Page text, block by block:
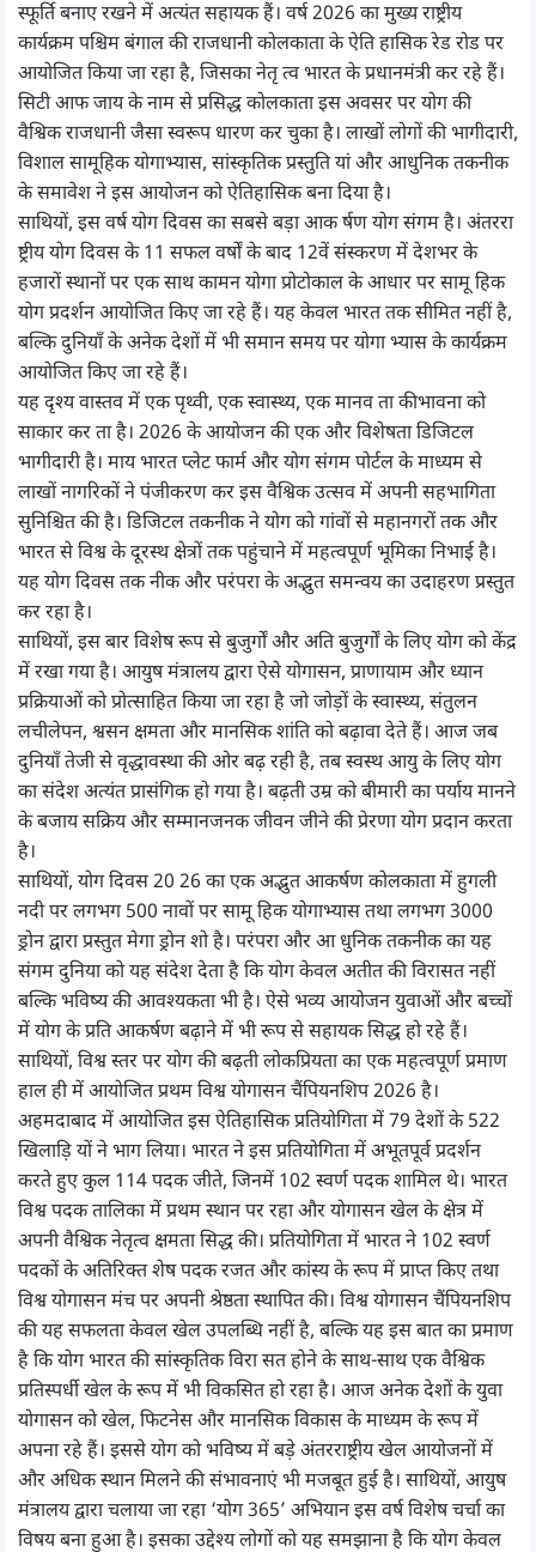
स्फूर्ति बनाए रखने में अत्यंत सहायक हैं। वर्ष 2026 का मुख्य राष्ट्रीय
कार्यक्रम पश्चिम बंगाल की राजधानी कोलकाता के ऐति हासिक रेड रोड पर
आयोजित किया जा रहा है, जिसका नेतृ त्व भारत के प्रधानमंत्री कर रहे हैं।
सिटी आफ जाय के नाम से प्रसिद्ध कोलकाता इस अवसर पर योग की
वैश्विक राजधानी जैसा स्वरूप धारण कर चुका है। लाखों लोगों की भागीदारी,
विशाल सामूहिक योगाभ्यास, सांस्कृतिक प्रस्तुति यां और आधुनिक तकनीक
के समावेश ने इस आयोजन को ऐतिहासिक बना दिया है।
साथियों, इस वर्ष योग दिवस का सबसे बड़ा आक र्षण योग संगम है। अंतररा
ष्ट्रीय योग दिवस के 11 सफल वर्षों के बाद 12वें संस्करण में देशभर के
हजारों स्थानों पर एक साथ कामन योगा प्रोटोकाल के आधार पर सामू हिक
योग प्रदर्शन आयोजित किए जा रहे हैं। यह केवल भारत तक सीमित नहीं है,
बल्कि दुनियाँ के अनेक देशों में भी समान समय पर योगा भ्यास के कार्यक्रम
आयोजित किए जा रहे हैं।
यह दृश्य वास्तव में एक पृथ्वी, एक स्वास्थ्य, एक मानव ता कीभावना को
साकार कर ता है। 2026 के आयोजन की एक और विशेषता डिजिटल
भागीदारी है। माय भारत प्लेट फार्म और योग संगम पोर्टल के माध्यम से
लाखों नागरिकों ने पंजीकरण कर इस वैश्विक उत्सव में अपनी सहभागिता
सुनिश्चित की है। डिजिटल तकनीक ने योग को गांवों से महानगरों तक और
भारत से विश्व के दूरस्थ क्षेत्रों तक पहुंचाने में महत्वपूर्ण भूमिका निभाई है।
यह योग दिवस तक नीक और परंपरा के अद्भुत समन्वय का उदाहरण प्रस्तुत
कर रहा है।
साथियों, इस बार विशेष रूप से बुजुर्गों और अति बुजुर्गों के लिए योग को केंद्र
में रखा गया है। आयुष मंत्रालय द्वारा ऐसे योगासन, प्राणायाम और ध्यान
प्रक्रियाओं को प्रोत्साहित किया जा रहा है जो जोड़ों के स्वास्थ्य, संतुलन
लचीलेपन, श्वसन क्षमता और मानसिक शांति को बढ़ावा देते हैं। आज जब
दुनियाँ तेजी से वृद्धावस्था की ओर बढ़ रही है, तब स्वस्थ आयु के लिए योग
का संदेश अत्यंत प्रासंगिक हो गया है। बढ़ती उम्र को बीमारी का पर्याय मानने
के बजाय सक्रिय और सम्मानजनक जीवन जीने की प्रेरणा योग प्रदान करता
है।
साथियों, योग दिवस 20 26 का एक अद्भुत आकर्षण कोलकाता में हुगली
नदी पर लगभग 500 नावों पर सामू हिक योगाभ्यास तथा लगभग 3000
ड्रोन द्वारा प्रस्तुत मेगा ड्रोन शो है। परंपरा और आ धुनिक तकनीक का यह
संगम दुनिया को यह संदेश देता है कि योग केवल अतीत की विरासत नहीं
बल्कि भविष्य की आवश्यकता भी है। ऐसे भव्य आयोजन युवाओं और बच्चों
में योग के प्रति आकर्षण बढ़ाने में भी रूप से सहायक सिद्ध हो रहे हैं।
साथियों, विश्व स्तर पर योग की बढ़ती लोकप्रियता का एक महत्वपूर्ण प्रमाण
हाल ही में आयोजित प्रथम विश्व योगासन चैंपियनशिप 2026 है।
अहमदाबाद में आयोजित इस ऐतिहासिक प्रतियोगिता में 79 देशों के 522
खिलाड़ि यों ने भाग लिया। भारत ने इस प्रतियोगिता में अभूतपूर्व प्रदर्शन
करते हुए कुल 114 पदक जीते, जिनमें 102 स्वर्ण पदक शामिल थे। भारत
विश्व पदक तालिका में प्रथम स्थान पर रहा और योगासन खेल के क्षेत्र में
अपनी वैश्विक नेतृत्व क्षमता सिद्ध की। प्रतियोगिता में भारत ने 102 स्वर्ण
पदकों के अतिरिक्त शेष पदक रजत और कांस्य के रूप में प्राप्त किए तथा
विश्व योगासन मंच पर अपनी श्रेष्ठता स्थापित की। विश्व योगासन चैंपियनशिप
की यह सफलता केवल खेल उपलब्धि नहीं है, बल्कि यह इस बात का प्रमाण
है कि योग भारत की सांस्कृतिक विरा सत होने के साथ-साथ एक वैश्विक
प्रतिस्पर्धी खेल के रूप में भी विकसित हो रहा है। आज अनेक देशों के युवा
योगासन को खेल, फिटनेस और मानसिक विकास के माध्यम के रूप में
अपना रहे हैं। इससे योग को भविष्य में बड़े अंतरराष्ट्रीय खेल आयोजनों में
और अधिक स्थान मिलने की संभावनाएं भी मजबूत हुई है। साथियों, आयुष
मंत्रालय द्वारा चलाया जा रहा ‘योग 365’ अभियान इस वर्ष विशेष चर्चा का
विषय बना हुआ है। इसका उद्देश्य लोगों को यह समझाना है कि योग केवल